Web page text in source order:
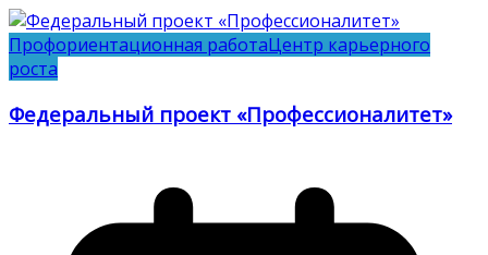
Профориентационная работаЦентр карьерного
роста
Федеральный проект «Профессионалитет»